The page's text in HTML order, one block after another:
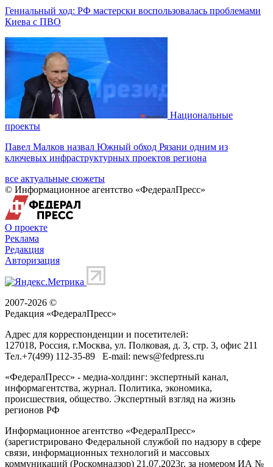
Гениальный ход: РФ мастерски воспользовалась проблемами
Киева с ПВО
Национальные
проекты
Павел Малков назвал Южный обход Рязани одним из
ключевых инфраструктурных проектов региона
все актуальные сюжеты
© Информационное агентство «ФедералПресс»
О проекте
Реклама
Редакция
Авторизация
2007-2026 ©
Редакция «ФедералПресс»
Адрес для корреспонденции и посетителей:
127018, Россия, г.Москва, ул. Полковая, д. 3, стр. 3, офис 211
Тел.+7(499) 112-35-89 E-mail: news@fedpress.ru
«ФедералПресс» - медиа-холдинг: экспертный канал,
информагентства, журнал. Политика, экономика,
происшествия, общество. Экспертный взгляд на жизнь
регионов РФ
Информационное агентство «ФедералПресс»
(зарегистрировано Федеральной службой по надзору в сфере
связи, информационных технологий и массовых
коммуникаций (Роскомнадзор) 21.07.2023г. за номером ИА №